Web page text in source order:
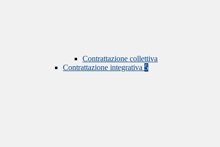
Contrattazione collettiva
Contrattazione integrativa 5